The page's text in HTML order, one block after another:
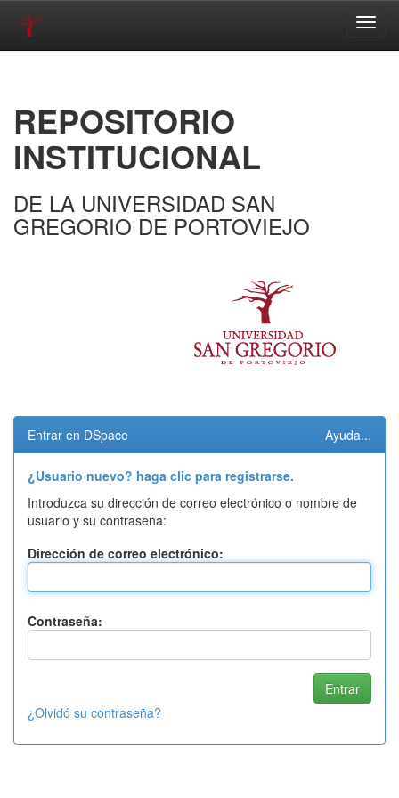
REPOSITORIO
INSTITUCIONAL
DE LA UNIVERSIDAD SAN
GREGORIO DE PORTOVIEJO
Entrar en DSpace Ayuda...
¿Usuario nuevo? haga clic para registrarse.
Introduzca su dirección de correo electrónico o nombre de
usuario y su contraseña:
Dirección de correo electrónico:
Contraseña:
¿Olvidó su contraseña?